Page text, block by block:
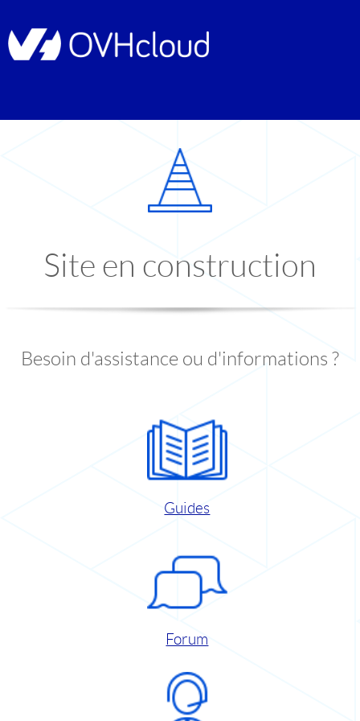
Site en construction
Besoin d'assistance ou d'informations ?
Guides
Forum